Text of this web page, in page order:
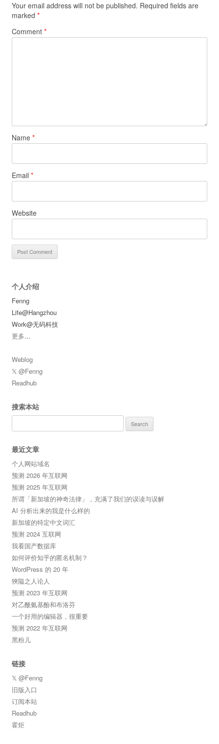
Your email address will not be published. Required fields are
marked *
Comment *
Name *
Email *
Website
个人介绍
Fenng
Life@Hangzhou
Work@无码科技
更多...
Weblog
𝕏 @Fenng
Readhub
搜索本站
for:
最近文章
个人网站域名
预测 2026 年互联网
预测 2025 年互联网
所谓「新加坡的神奇法律」，充满了我们的误读与误解
AI 分析出来的我是什么样的
新加坡的特定中文词汇
预测 2024 互联网
我看国产数据库
如何评价知乎的匿名机制？
WordPress 的 20 年
狹隘之人论人
预测 2023 年互联网
对乙酰氨基酚和布洛芬
一个好用的编辑器，很重要
预测 2022 年互联网
黑粉儿
链接
𝕏 @Fenng
旧版入口
订阅本站
Readhub
霍炬